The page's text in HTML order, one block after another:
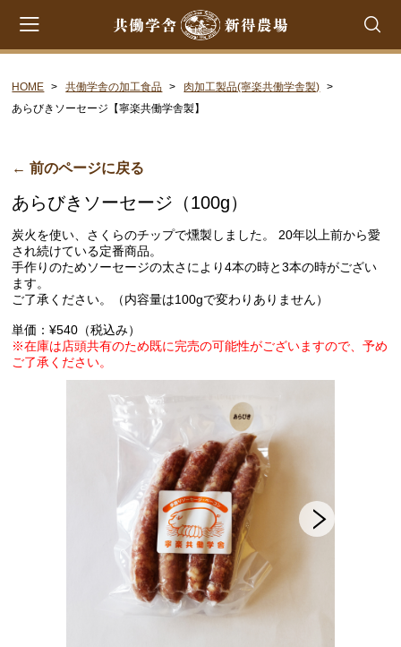
ラクレット
フロマージュ・フレ
シントコ
笹ゆき
雪
プチ・プレジール
フロマージュ・ブラン
共働学舎のトマトソース
HOME 共働学舎の加工食品
肉加工製品(寧楽共働学舎製)
あらびきソーセージ【寧楽共働学舎製】
← 前のページに戻る
あらびきソーセージ（100g）
炭火を使い、さくらのチップで燻製しました。 20年以上前から愛
され続けている定番商品。
手作りのためソーセージの太さにより4本の時と3本の時がござい
ます。
ご了承ください。（内容量は100gで変わりありません）
単価：¥540（税込み）
※在庫は店頭共有のため既に完売の可能性がございますので、予め
ご了承ください。